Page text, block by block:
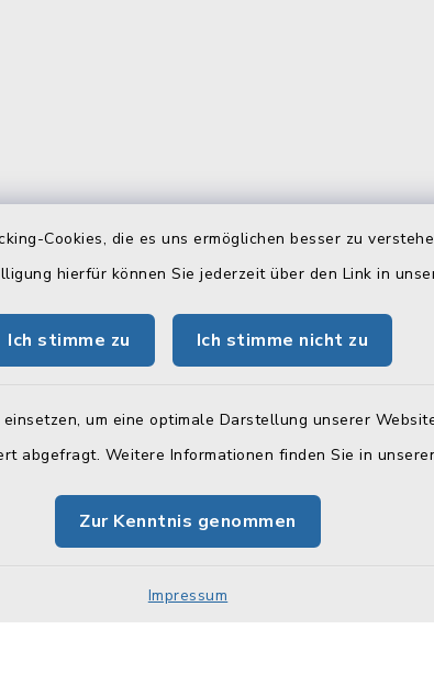
Cookies, die es uns ermöglichen besser zu
hierfür können Sie jederzeit über den Link in
Ich stimme zu Ich stimme nicht zu
um eine optimale Darstellung unserer
abgefragt. Weitere Informationen finden Sie in
Zur Kenntnis genommen
Impressum
Telefonverzeichnis als PDF
herunterladen:
Telefonverzeichnis